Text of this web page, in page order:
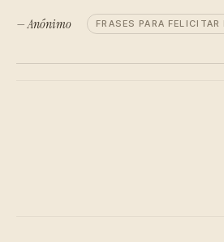
— Anónimo FRASES PARA FELICITAR